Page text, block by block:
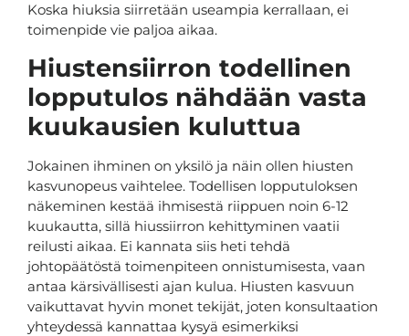
Koska hiuksia siirretään useampia kerrallaan, ei
toimenpide vie paljoa aikaa.
Hiustensiirron todellinen
lopputulos nähdään vasta
kuukausien kuluttua
Jokainen ihminen on yksilö ja näin ollen hiusten
kasvunopeus vaihtelee. Todellisen lopputuloksen
näkeminen kestää ihmisestä riippuen noin 6-12
kuukautta, sillä hiussiirron kehittyminen vaatii
reilusti aikaa. Ei kannata siis heti tehdä
johtopäätöstä toimenpiteen onnistumisesta, vaan
antaa kärsivällisesti ajan kulua. Hiusten kasvuun
vaikuttavat hyvin monet tekijät, joten konsultaation
yhteydessä kannattaa kysyä esimerkiksi